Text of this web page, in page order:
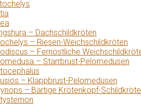
– Dachschildkröten
– Riesen-Weichschildkröten
– Fernöstliche
– Starrbrust-Pelomedusen
– Klappbrust-Pelomedusen
– Bärtige Krötenkopf-